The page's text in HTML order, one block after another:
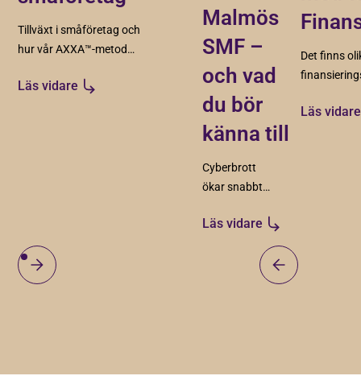
Tillväxt i småföretag och
hur vår AXXA™-metod
och förutsättningar för
Läs vidare
Malmös
SMF –
och vad
du bör
känna till
Cyberbrott
ökar snabbt
särskilt små
Läs vidare
Det finns
aktörer
Läs vidare